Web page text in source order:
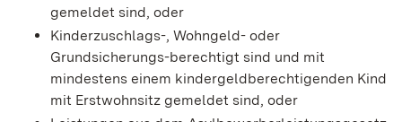
gemeldet sind, oder
Kinderzuschlags-, Wohngeld- oder
Grundsicherungs-berechtigt sind und mit
mindestens einem kindergeldberechtigenden Kind
mit Erstwohnsitz gemeldet sind, oder